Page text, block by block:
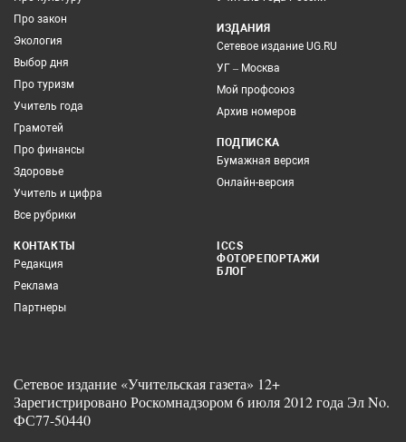
Про закон
Экология
Выбор дня
Про туризм
Учитель года
Грамотей
Про финансы
Здоровье
Учитель и цифра
Все рубрики
ИЗДАНИЯ
Сетевое издание UG.RU
УГ – Москва
Мой профсоюз
Архив номеров
ПОДПИСКА
Бумажная версия
Онлайн-версия
КОНТАКТЫ
Редакция
Реклама
Партнеры
ICCS
ФОТОРЕПОРТАЖИ
БЛОГ
Сетевое издание «Учительская газета» 12+
Зарегистрировано Роскомнадзором 6 июля 2012 года Эл No.
ФС77-50440